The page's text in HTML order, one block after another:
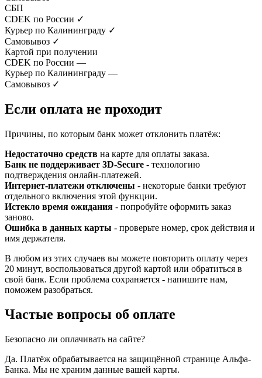
СБП
CDEK по России ✓
Курьер по Калининграду ✓
Самовывоз ✓
Картой при получении
CDEK по России —
Курьер по Калининграду —
Самовывоз ✓
Если оплата не проходит
Причины, по которым банк может отклонить платёж:
Недостаточно средств на карте для оплаты заказа.
Банк не поддерживает 3D-Secure - технологию
подтверждения онлайн-платежей.
Интернет-платежи отключены - некоторые банки требуют
отдельного включения этой функции.
Истекло время ожидания - попробуйте оформить заказ
заново.
Ошибка в данных карты - проверьте номер, срок действия и
имя держателя.
В любом из этих случаев вы можете повторить оплату через
20 минут, воспользоваться другой картой или обратиться в
свой банк. Если проблема сохраняется - напишите нам,
поможем разобраться.
Частые вопросы об оплате
Безопасно ли оплачивать на сайте?
Да. Платёж обрабатывается на защищённой странице Альфа-
Банка. Мы не храним данные вашей карты.